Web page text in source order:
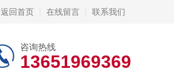
返回首页 在线留言 联系我们
咨询热线
13651969369